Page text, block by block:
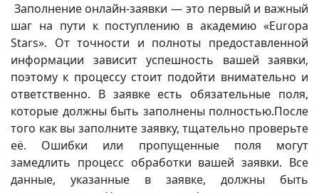
Заполнение онлайн-заявки — это первый и важный
шаг на пути к поступлению в академию «Europa
Stars». От точности и полноты предоставленной
информации зависит успешность вашей заявки,
поэтому к процессу стоит подойти внимательно и
ответственно. В заявке есть обязательные поля,
которые должны быть заполнены полностью.После
того как вы заполните заявку, тщательно проверьте
её. Ошибки или пропущенные поля могут
замедлить процесс обработки вашей заявки. Все
данные, указанные в заявке, должны быть